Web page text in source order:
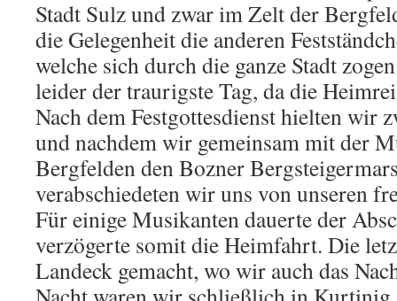
Stadt Sulz und zwar im Zelt der
die Gelegenheit die anderen
welche sich durch die ganze Stadt
leider der traurigste Tag, da die
Nach dem Festgottesdienst hielten wir
und nachdem wir gemeinsam mit der
Bergfelden den Bozner
verabschiedeten wir uns von unseren
Für einige Musikanten dauerte der
verzögerte somit die Heimfahrt. Die
Landeck gemacht, wo wir auch das